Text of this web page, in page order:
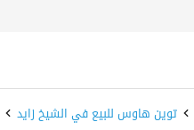
توين هاوس للبيع في الشيخ زايد